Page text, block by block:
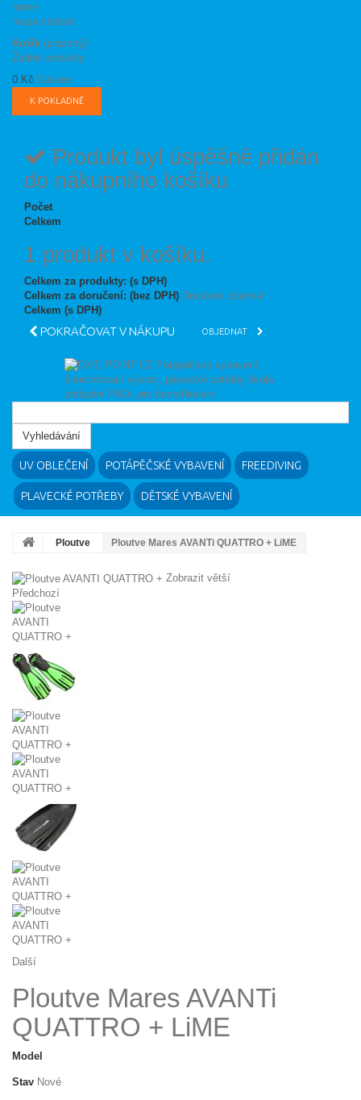
home
mapa stránek
Košík (prázdný)
Žádné produkty
0 Kč Celkem
K POKLADNĚ
Produkt byl úspěšně přidán
do nákupního košíku
Počet
Celkem
1 produkt v košíku.
Celkem za produkty: (s DPH)
Celkem za doručení: (bez DPH) Doručení zdarma!
Celkem (s DPH)
POKRAČOVAT V NÁKUPU OBJEDNAT
Vyhledávání
UV OBLEČENÍ POTÁPĚČSKÉ VYBAVENÍ FREEDIVING
PLAVECKÉ POTŘEBY DĚTSKÉ VYBAVENÍ
Ploutve Ploutve Mares AVANTi QUATTRO + LiME
Zobrazit větší
Předchozí
Další
Ploutve Mares AVANTi
QUATTRO + LiME
Model
Stav Nové